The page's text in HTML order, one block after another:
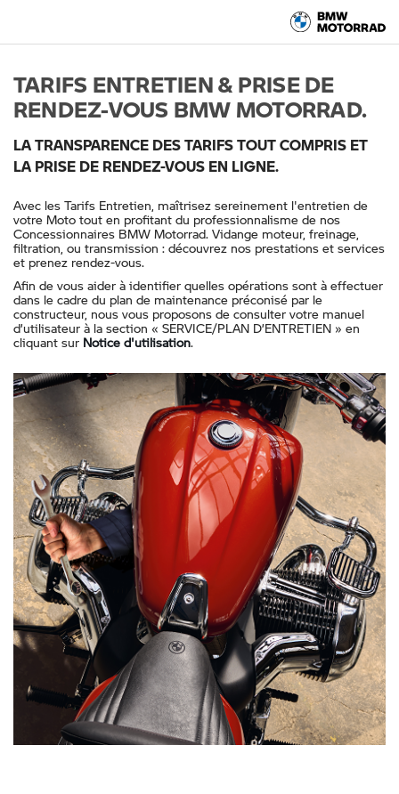
TARIFS ENTRETIEN & PRISE DE
RENDEZ-VOUS BMW MOTORRAD.
LA TRANSPARENCE DES TARIFS TOUT COMPRIS ET
LA PRISE DE RENDEZ-VOUS EN LIGNE.
Avec les Tarifs Entretien, maîtrisez sereinement l'entretien de
votre Moto tout en profitant du professionnalisme de nos
Concessionnaires BMW Motorrad. Vidange moteur, freinage,
filtration, ou transmission : découvrez nos prestations et services
et prenez rendez-vous.
Afin de vous aider à identifier quelles opérations sont à effectuer
dans le cadre du plan de maintenance préconisé par le
constructeur, nous vous proposons de consulter votre manuel
d’utilisateur à la section « SERVICE/PLAN D’ENTRETIEN » en
cliquant sur Notice d'utilisation.